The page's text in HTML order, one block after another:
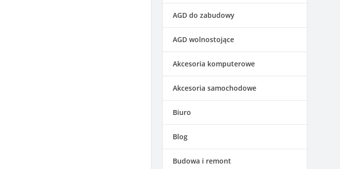
AGD do zabudowy
AGD wolnostojące
Akcesoria komputerowe
Akcesoria samochodowe
Biuro
Blog
Budowa i remont